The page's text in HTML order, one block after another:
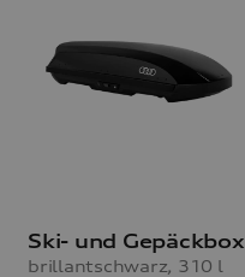
Ski- und Gepäckbox
brillantschwarz, 310 l